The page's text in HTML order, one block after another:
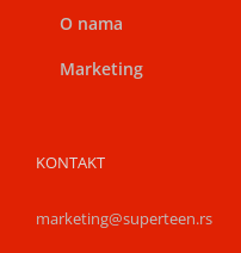
O nama
Marketing
KONTAKT
marketing@superteen.rs